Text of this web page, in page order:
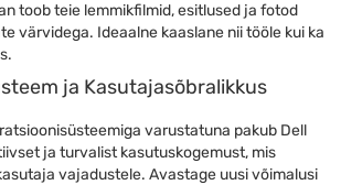
toob teie lemmikfilmid, esitlused ja fotod
värvidega. Ideaalne kaaslane nii tööle kui ka
ja Kasutajasõbralikkus
varustatuna pakub Dell
ja turvalist kasutuskogemust, mis
vajadustele. Avastage uusi võimalusi